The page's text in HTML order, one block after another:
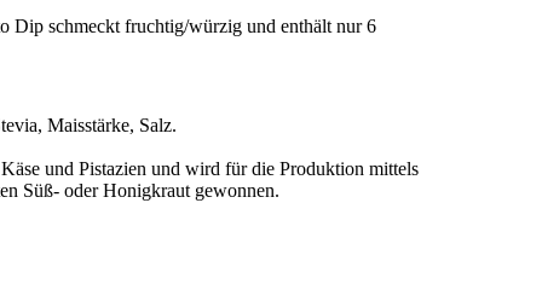
Dip schmeckt fruchtig/würzig und enthält nur 6
Maisstärke, Salz.
und Pistazien und wird für die Produktion mittels
Süß- oder Honigkraut gewonnen.